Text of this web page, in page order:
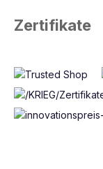
Zertifikate